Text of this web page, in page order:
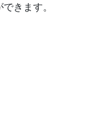
きます。